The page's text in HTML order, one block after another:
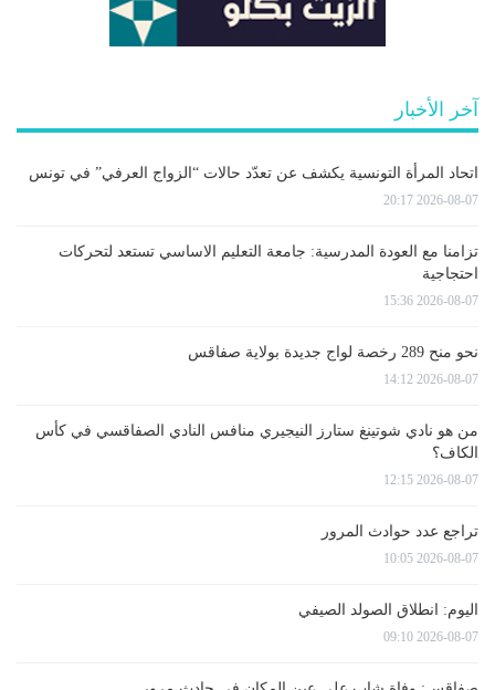
آخر الأخبار
اتحاد المرأة التونسية يكشف عن تعدّد حالات “الزواج العرفي” في تونس
2026-08-07 20:17
تزامنا مع العودة المدرسية: جامعة التعليم الاساسي تستعد لتحركات
احتجاجية
2026-08-07 15:36
نحو منح 289 رخصة لواج جديدة بولاية صفاقس
2026-08-07 14:12
من هو نادي شوتينغ ستارز النيجيري منافس النادي الصفاقسي في كأس
الكاف؟
2026-08-07 12:15
تراجع عدد حوادث المرور
2026-08-07 10:05
اليوم: انطلاق الصولد الصيفي
2026-08-07 09:10